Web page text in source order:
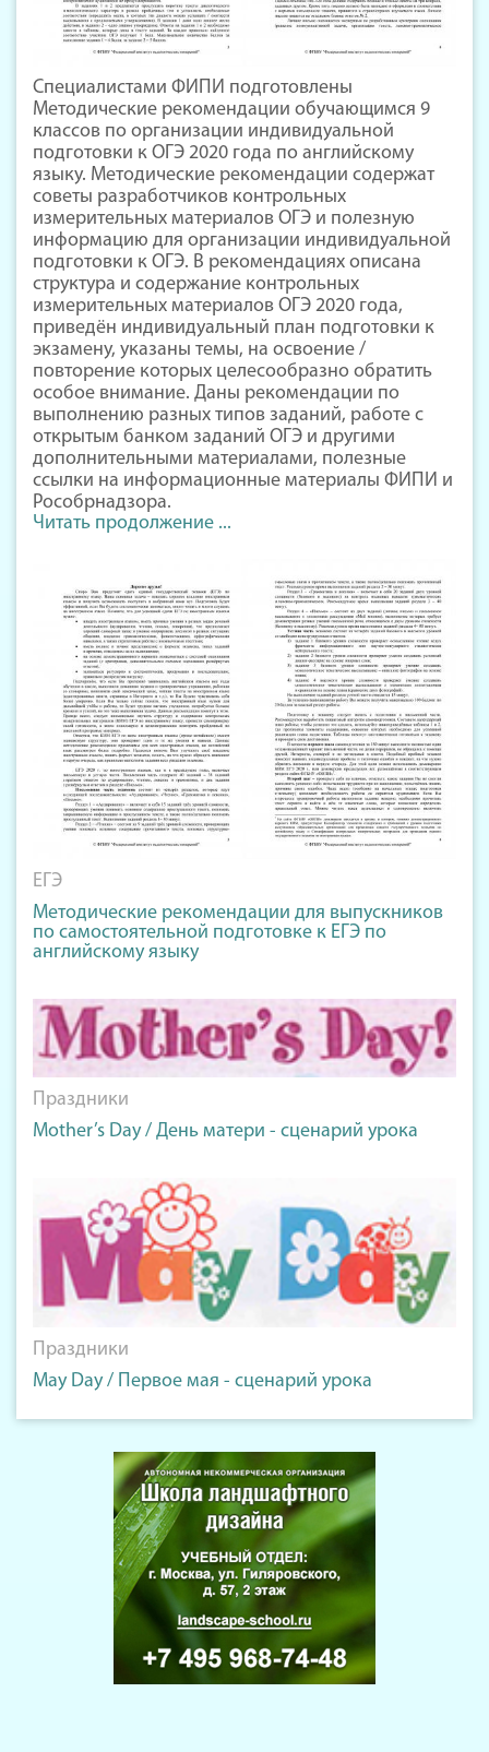
Специалистами ФИПИ подготовлены
Методические рекомендации обучающимся 9
классов по организации индивидуальной
подготовки к ОГЭ 2020 года по английскому
языку. Методические рекомендации содержат
советы разработчиков контрольных
измерительных материалов ОГЭ и полезную
информацию для организации индивидуальной
подготовки к ОГЭ. В рекомендациях описана
структура и содержание контрольных
измерительных материалов ОГЭ 2020 года,
приведён индивидуальный план подготовки к
экзамену, указаны темы, на освоение /
повторение которых целесообразно обратить
особое внимание. Даны рекомендации по
выполнению разных типов заданий, работе с
открытым банком заданий ОГЭ и другими
дополнительными материалами, полезные
ссылки на информационные материалы ФИПИ и
Рособрнадзора.
Читать продолжение ...
ЕГЭ
Методические рекомендации для выпускников
по самостоятельной подготовке к ЕГЭ по
английскому языку
Праздники
Mother’s Day / День матери - сценарий урока
Праздники
May Day / Первое мая - сценарий урока